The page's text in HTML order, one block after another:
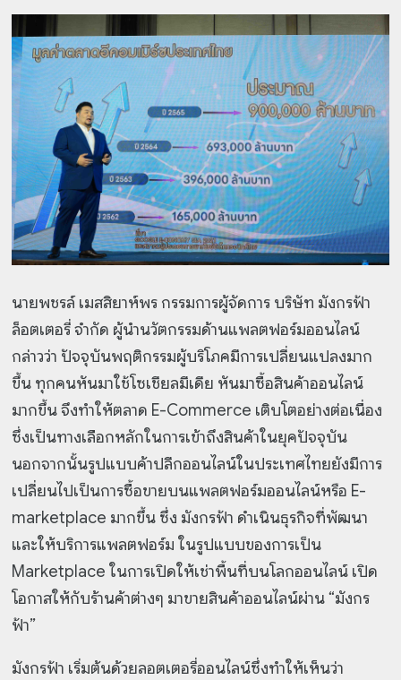
นายพชรล์ เมสสิยาห์พร กรรมการผู้จัดการ บริษัท มังกรฟ้า
ล็อตเตอรี่ จำกัด ผู้นำนวัตกรรมด้านแพลตฟอร์มออนไลน์
กล่าวว่า ปัจจุบันพฤติกรรมผู้บริโภคมีการเปลี่ยนแปลงมาก
ขึ้น ทุกคนหันมาใช้โซเชียลมีเดีย หันมาซื้อสินค้าออนไลน์
มากขึ้น จึงทำให้ตลาด E-Commerce เติบโตอย่างต่อเนื่อง
ซึ่งเป็นทางเลือกหลักในการเข้าถึงสินค้าในยุคปัจจุบัน
นอกจากนั้นรูปแบบค้าปลีกออนไลน์ในประเทศไทยยังมีการ
เปลี่ยนไปเป็นการซื้อขายบนแพลตฟอร์มออนไลน์หรือ E-
marketplace มากขึ้น ซึ่ง มังกรฟ้า ดำเนินธุรกิจที่พัฒนา
และให้บริการแพลตฟอร์ม ในรูปแบบของการเป็น
Marketplace ในการเปิดให้เช่าพื้นที่บนโลกออนไลน์ เปิด
โอกาสให้กับร้านค้าต่างๆ มาขายสินค้าออนไลน์ผ่าน “มังกร
ฟ้า”
มังกรฟ้า เริ่มต้นด้วยลอตเตอรี่ออนไลน์ซึ่งทำให้เห็นว่า